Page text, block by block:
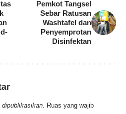
Pemkot Tangsel
Sebar Ratusan
Washtafel dan
Penyemprotan
Disinfektan
Ruas yang wajib